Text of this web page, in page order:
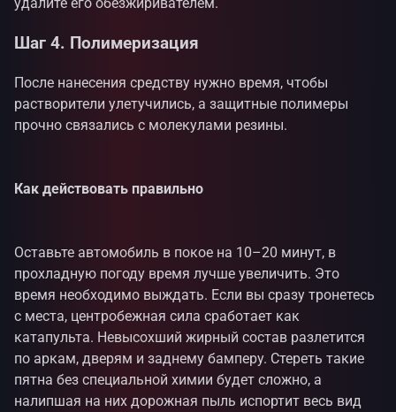
удалите его обезжиривателем.
Шаг 4. Полимеризация
После нанесения средству нужно время, чтобы
растворители улетучились, а защитные полимеры
прочно связались с молекулами резины.
Как действовать правильно
Оставьте автомобиль в покое на 10–20 минут, в
прохладную погоду время лучше увеличить. Это
время необходимо выждать. Если вы сразу тронетесь
с места, центробежная сила сработает как
катапульта. Невысохший жирный состав разлетится
по аркам, дверям и заднему бамперу. Стереть такие
пятна без специальной химии будет сложно, а
налипшая на них дорожная пыль испортит весь вид